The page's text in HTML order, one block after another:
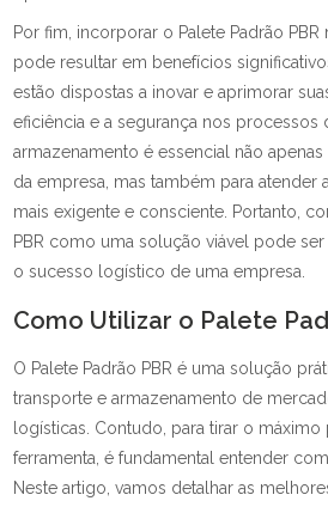
Por fim, incorporar o Palete Padrão
pode resultar em benefícios
estão dispostas a inovar e aprimorar
eficiência e a segurança nos processos
armazenamento é essencial não
da empresa, mas também para atender
mais exigente e consciente. Portanto,
PBR como uma solução viável pode
o sucesso logístico de uma empresa.
Como Utilizar o Palete
O Palete Padrão PBR é uma solução
transporte e armazenamento de
logísticas. Contudo, para tirar o
ferramenta, é fundamental entender
Neste artigo, vamos detalhar as